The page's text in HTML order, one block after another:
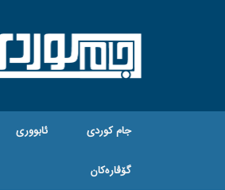
جام کوردی ئابووری
گۆڤاره‌کان